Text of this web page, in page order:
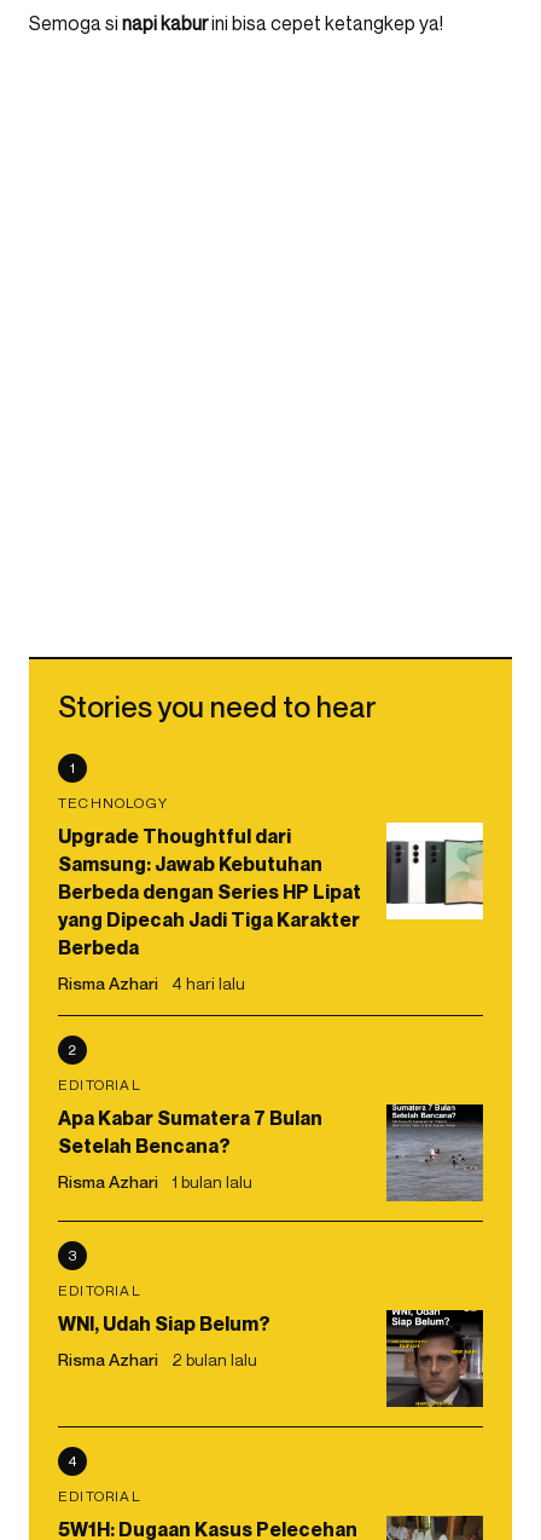
Semoga si napi kaburini bisa cepet ketangkep ya!
Stories you need to hear
1
TECHNOLOGY
Upgrade Thoughtful dari
Samsung: Jawab Kebutuhan
Berbeda dengan Series HP Lipat
yang Dipecah Jadi Tiga Karakter
Berbeda
Risma Azhari 4 hari lalu
2
EDITORIAL
Apa Kabar Sumatera 7 Bulan
Setelah Bencana?
Risma Azhari 1 bulan lalu
3
EDITORIAL
WNI, Udah Siap Belum?
Risma Azhari 2 bulan lalu
4
EDITORIAL
5W1H: Dugaan Kasus Pelecehan